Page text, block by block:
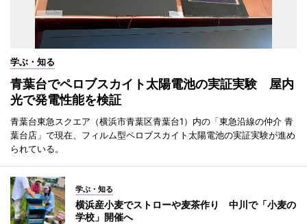
学ぶ・知る
青葉台でペロブスカイト太陽電池の実証実験 屋内
光で発電性能を検証
青葉台東急スクエア（横浜市青葉区青葉台1）内の「東急沿線の仲介 青
葉台店」で現在、フィルム型ペロブスカイト太陽電池の実証実験が進め
られている。
学ぶ・知る
横浜産小麦でストローや麦茶作り 中川で「小麦の
学校」開催へ